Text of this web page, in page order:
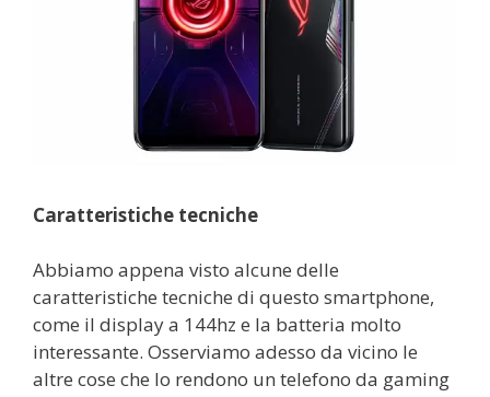
Caratteristiche tecniche
Abbiamo appena visto alcune delle
caratteristiche tecniche di questo smartphone,
come il display a 144hz e la batteria molto
interessante. Osserviamo adesso da vicino le
altre cose che lo rendono un telefono da gaming